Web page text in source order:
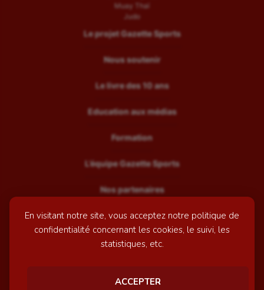
En visitant notre site, vous acceptez notre politique de
confidentialité concernant les cookies, le suivi, les
statistiques, etc.
ACCEPTER
Muay Thaï
Judo
Le projet Gazette Sports
Nous soutenir
Le livre des 10 ans
Education aux médias
Formation
L’équipe Gazette Sports
Nos partenaires
Recrutement
Mentions légales